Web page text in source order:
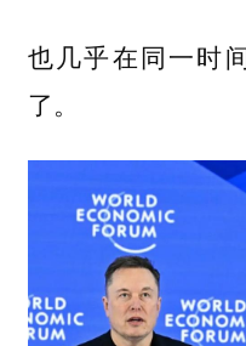
也几乎在同一时
了。